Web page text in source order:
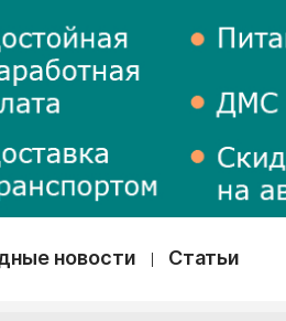
новости Статьи